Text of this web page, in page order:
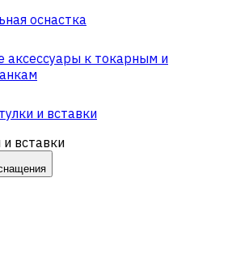
оснастка
аксессуары к токарным и
и вставки
вставки